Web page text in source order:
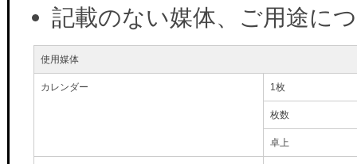
記載のない媒体、ご用途に
使用媒体
カレンダー 1枚
枚数
卓上